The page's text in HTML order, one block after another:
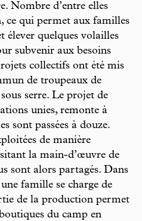
Nombre d’entre elles
ce qui permet aux familles
élever quelques volailles
subvenir aux besoins
collectifs ont été mis
de troupeaux de
serre. Le projet de
unies, remonte à
sont passées à douze.
de manière
la main-d’œuvre de
sont alors partagés. Dans
famille se charge de
de la production permet
du camp en